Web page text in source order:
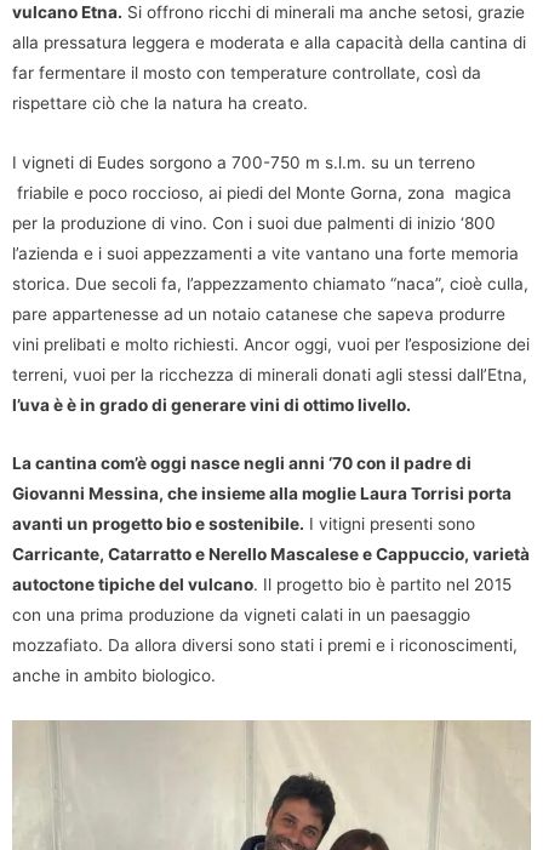
vulcano Etna. Si offrono ricchi di minerali ma anche setosi, grazie
alla pressatura leggera e moderata e alla capacità della cantina di
far fermentare il mosto con temperature controllate, così da
rispettare ciò che la natura ha creato.
I vigneti di Eudes sorgono a 700-750 m s.l.m. su un terreno
friabile e poco roccioso, ai piedi del Monte Gorna, zona magica
per la produzione di vino. Con i suoi due palmenti di inizio ‘800
l’azienda e i suoi appezzamenti a vite vantano una forte memoria
storica. Due secoli fa, l’appezzamento chiamato “naca”, cioè culla,
pare appartenesse ad un notaio catanese che sapeva produrre
vini prelibati e molto richiesti. Ancor oggi, vuoi per l’esposizione dei
terreni, vuoi per la ricchezza di minerali donati agli stessi dall’Etna,
l’uva è è in grado di generare vini di ottimo livello.
La cantina com’è oggi nasce negli anni ‘70 con il padre di
Giovanni Messina, che insieme alla moglie Laura Torrisi porta
avanti un progetto bio e sostenibile. I vitigni presenti sono
Carricante, Catarratto e Nerello Mascalese e Cappuccio, varietà
autoctone tipiche del vulcano. Il progetto bio è partito nel 2015
con una prima produzione da vigneti calati in un paesaggio
mozzafiato. Da allora diversi sono stati i premi e i riconoscimenti,
anche in ambito biologico.